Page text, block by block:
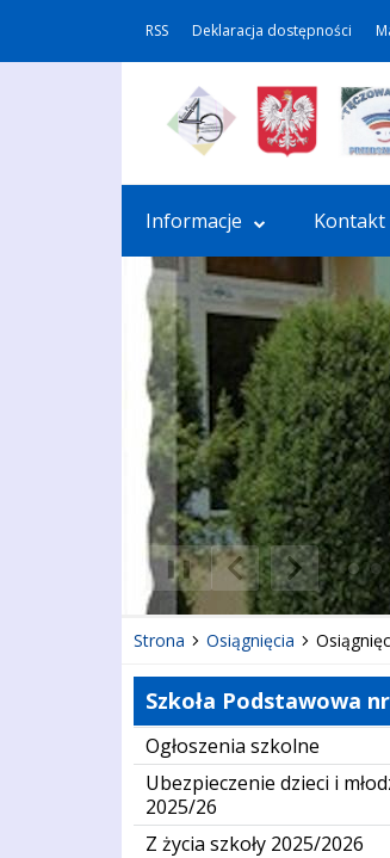
RSS Deklaracja dostępności
Informacje Kontakt
Poprzedni Element
Następny
❚❚
Strona Osiągnięcia
Szkoła Podstawowa
Ogłoszenia szkolne
Ubezpieczenie dzieci i
2025/26
Z życia szkoły 2025/2026